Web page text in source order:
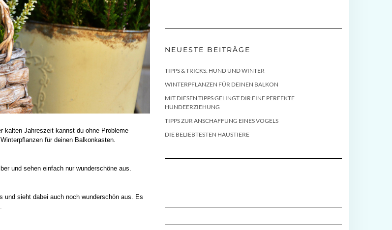
kalten Jahreszeit kannst du ohne Probleme
für deinen Balkonkasten.
und sehen einfach nur wunderschöne aus.
und sieht dabei auch noch wunderschön aus. Es
NEUESTE BEITRÄGE
TIPPS & TRICKS: HUND UND WINTER
WINTERPFLANZEN FÜR DEINEN BALKON
MIT DIESEN TIPPS GELINGT DIR EINE PERFEKTE
HUNDEERZIEHUNG
TIPPS ZUR ANSCHAFFUNG EINES VOGELS
DIE BELIEBTESTEN HAUSTIERE